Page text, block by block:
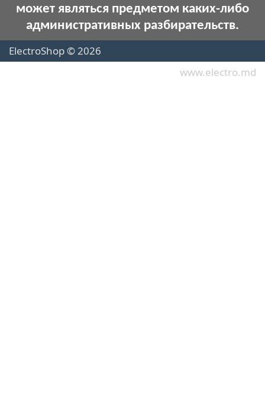
может являться предметом каких-либо
административных разбирательств.
ElectroShop © 2026
www.electro.md